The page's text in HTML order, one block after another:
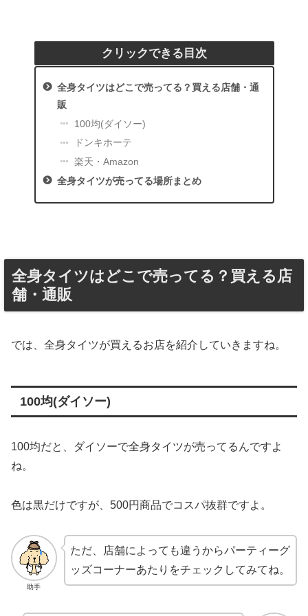
クリックできる目次
全身タイツはどこで売ってる？買える店舗・通
販
100均(ダイソー)
ドンキホーテ
楽天・Amazon
全身タイツが売ってる場所まとめ
全身タイツはどこで売ってる？買える店
舗・通販
では、全身タイツが買えるお店を紹介していきますね。
100均(ダイソー)
100均だと、ダイソーで全身タイツが売ってるんですよ
ね。
色は黒だけですが、500円商品でコスパ抜群ですよ。
助手
ただ、店舗によっても違うからパーティーグ
ッズコーナーあたりをチェックしてみてね。